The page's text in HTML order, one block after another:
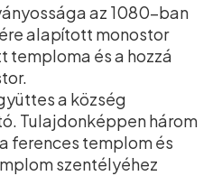
az 1080-ban
alapított monostor
temploma és a hozzá
a község
Tulajdonképpen három
ferences templom és
szentélyéhez